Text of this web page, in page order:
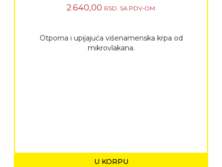
2.640,00 RSD. SA PDV-OM.
Otporna i upijajuća višenamenska krpa od
mikrovlakana.
U KORPU